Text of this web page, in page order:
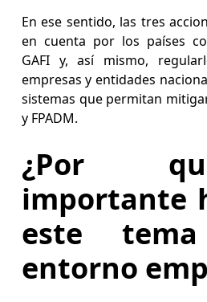
En ese sentido, las tres
en cuenta por los países
GAFI y, así mismo,
empresas y entidades
sistemas que permitan
y FPADM.
¿Por
importante
este
entorno